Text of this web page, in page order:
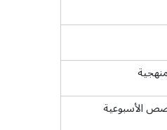
الأسبوعية